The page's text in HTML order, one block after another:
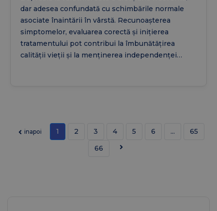
dar adesea confundată cu schimbările normale
asociate înaintării în vârstă. Recunoașterea
simptomelor, evaluarea corectă și inițierea
tratamentului pot contribui la îmbunătățirea
calității vieții și la menținerea independenței
inapoi 1 2 3 4 5 6 ...
65
66